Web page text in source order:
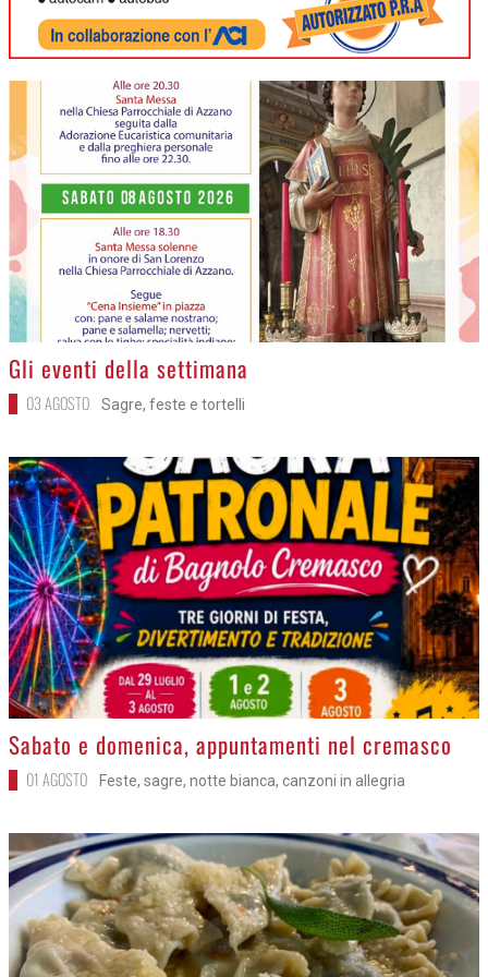
>
Gli eventi della settimana
03 AGOSTO Sagre, feste e tortelli
>
Sabato e domenica, appuntamenti nel cremasco
01 AGOSTO Feste, sagre, notte bianca, canzoni in allegria